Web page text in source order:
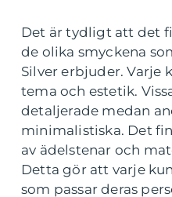
Det är tydligt att det
de olika smyckena
Silver erbjuder. Varje
tema och estetik.
detaljerade medan
minimalistiska. Det
av ädelstenar och
Detta gör att varje
som passar deras